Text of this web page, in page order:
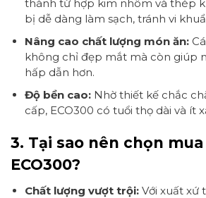
thành từ hợp kim nhôm và thép
bị dễ dàng làm sạch, tránh vi
Nâng cao chất lượng món ăn:
không chỉ đẹp mắt mà còn giúp
hấp dẫn hơn.
Độ bền cao:Nhờ thiết kế chắc
cấp, ECO300 có tuổi thọ dài và ít
3. Tại sao nên chọn
ECO300?
Chất lượng vượt trội:Với xuất xứ